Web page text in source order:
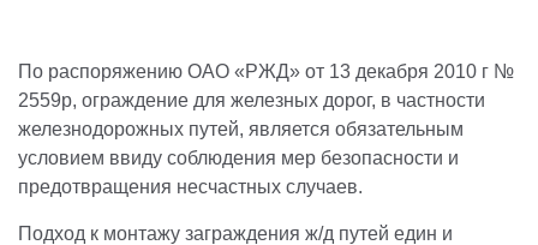
По распоряжению ОАО «РЖД» от 13 декабря 2010 г №
2559р, ограждение для железных дорог, в частности
железнодорожных путей, является обязательным
условием ввиду соблюдения мер безопасности и
предотвращения несчастных случаев.
Подход к монтажу заграждения ж/д путей един и